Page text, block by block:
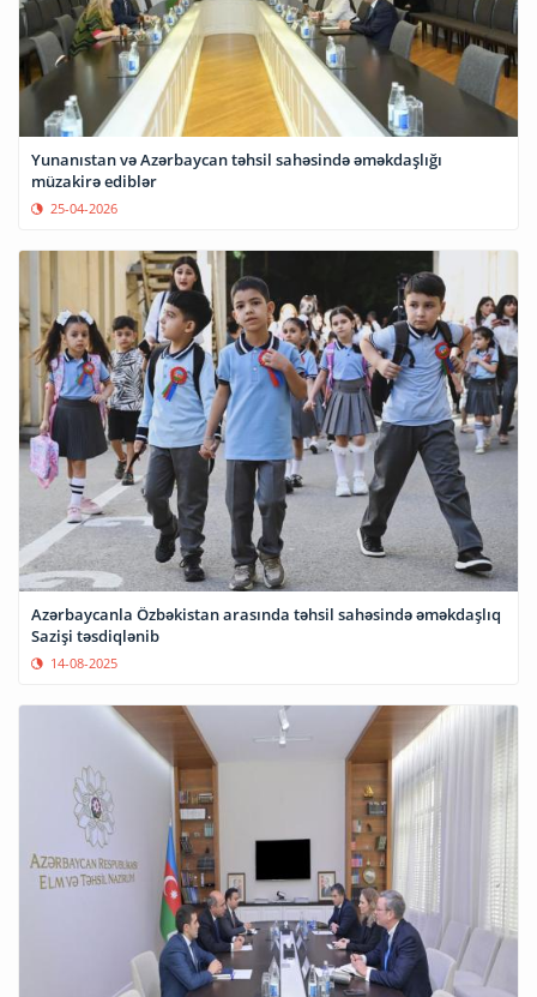
Yunanıstan və Azərbaycan təhsil sahəsində əməkdaşlığı
müzakirə ediblər
25-04-2026
Azərbaycanla Özbəkistan arasında təhsil sahəsində əməkdaşlıq
Sazişi təsdiqlənib
14-08-2025